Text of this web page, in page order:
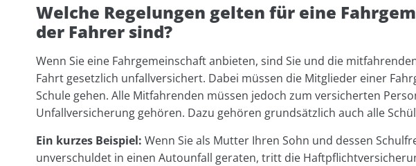
Welche Regelungen gelten für eine
der Fahrer sind?
Wenn Sie eine Fahrgemeinschaft anbieten, sind Sie und die
Fahrt gesetzlich unfallversichert. Dabei müssen die Mitglieder einer
Schule gehen. Alle Mitfahrenden müssen jedoch zum versicherten
Unfallversicherung gehören. Dazu gehören grundsätzlich auch alle
Ein kurzes Beispiel: Wenn Sie als Mutter Ihren Sohn und dessen
unverschuldet in einen Autounfall geraten, tritt die